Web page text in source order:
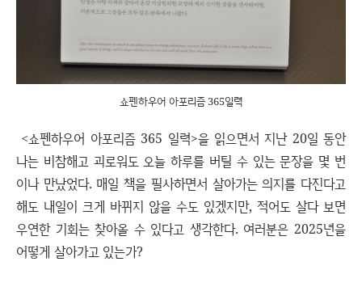
쇼펜하우어 아포리즘 365일력
<쇼펜하우어 아포리즘 365 일력>을 읽으면서 지난 20일 동안
나는 비참해고 괴로워도 오늘 하루를 버틸 수 있는 문장을 몇 번
이나 만났었다. 매일 책을 필사하면서 살아가는 의지를 다진다고
해도 내일이 크게 바뀌지 않을 수도 있겠지만, 적어도 살다 보면
우연한 기회는 찾아올 수 있다고 생각한다. 여러분은 2025년을
어떻게 살아가고 있는가?